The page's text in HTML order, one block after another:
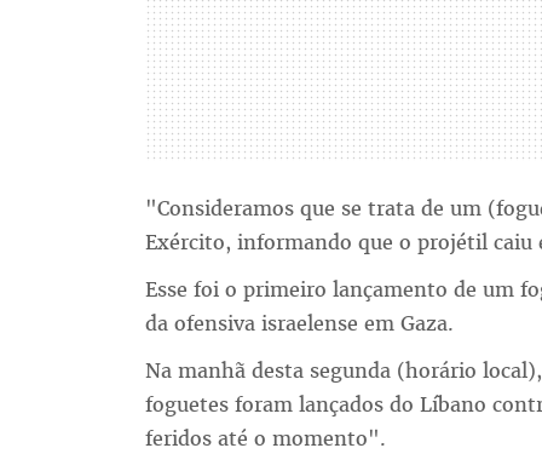
"Consideramos que se trata de um
Exército, informando que o projétil caiu
Esse foi o primeiro lançamento de um
da ofensiva israelense em Gaza.
Na manhã desta segunda (horário
foguetes foram lançados do Líbano
feridos até o momento".